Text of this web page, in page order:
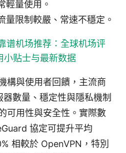
輕量使用。
量限制較嚴、常速不穩定。
谱机场推荐：全球机场评
小贴士与最新数据
構與使用者回饋，主流商
數量、穩定性與隱私機制
可用性與安全性。實際數
協定可提升平均
相較於 OpenVPN，特別